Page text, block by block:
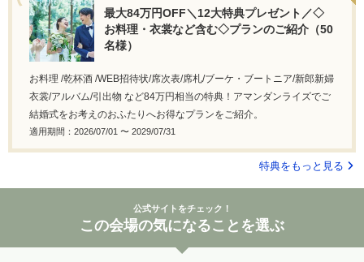
最大84万円OFF＼12大特典プレゼント／◇
お料理・衣裳など含む◇プランのご紹介（50
名様）
お料理 /乾杯酒 /WEB招待状/席次表/席札/ブーケ・ブートニア/新郎新婦
衣裳/アルバム/引出物 など84万円相当の特典！アマンダンライズでご
結婚式をお考えのおふたりへお得なプランをご紹介。
適用期間：2026/07/01 〜 2029/07/31
特典をもっと見る
公式サイトをチェック！
この会場の気になることを選ぶ